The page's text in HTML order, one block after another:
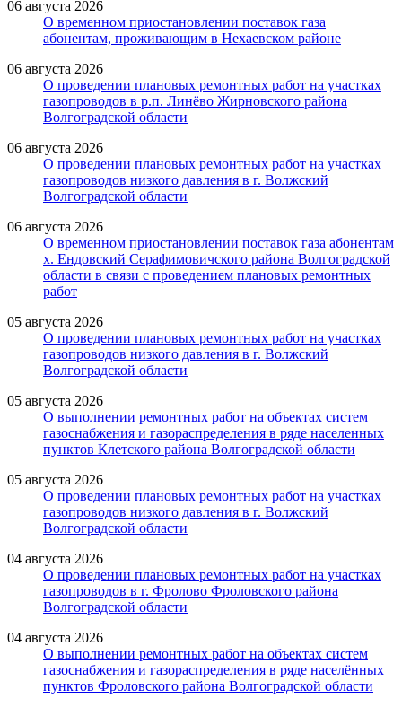
06 августа 2026
О временном приостановлении поставок газа
абонентам, проживающим в Нехаевском районе
06 августа 2026
О проведении плановых ремонтных работ на участках
газопроводов в р.п. Линёво Жирновского района
Волгоградской области
06 августа 2026
О проведении плановых ремонтных работ на участках
газопроводов низкого давления в г. Волжский
Волгоградской области
06 августа 2026
О временном приостановлении поставок газа абонентам
х. Ендовский Серафимовичского района Волгоградской
области в связи с проведением плановых ремонтных
работ
05 августа 2026
О проведении плановых ремонтных работ на участках
газопроводов низкого давления в г. Волжский
Волгоградской области
05 августа 2026
О выполнении ремонтных работ на объектах систем
газоснабжения и газораспределения в ряде населенных
пунктов Клетского района Волгоградской области
05 августа 2026
О проведении плановых ремонтных работ на участках
газопроводов низкого давления в г. Волжский
Волгоградской области
04 августа 2026
О проведении плановых ремонтных работ на участках
газопроводов в г. Фролово Фроловского района
Волгоградской области
04 августа 2026
О выполнении ремонтных работ на объектах систем
газоснабжения и газораспределения в ряде населённых
пунктов Фроловского района Волгоградской области